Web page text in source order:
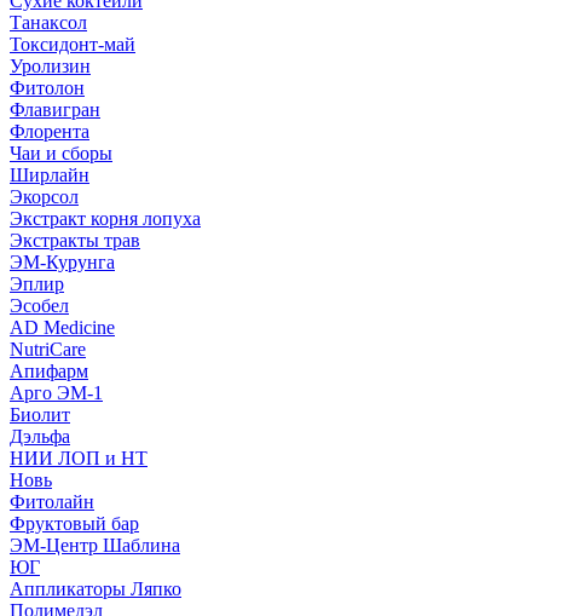
Танаксол
Токсидонт-май
Уролизин
Фитолон
Флавигран
Флорента
Чаи и сборы
Ширлайн
Экорсол
Экстракт корня лопуха
Экстракты трав
ЭМ-Курунга
Эплир
Эсобел
AD Medicine
NutriCare
Апифарм
Арго ЭМ-1
Биолит
Дэльфа
НИИ ЛОП и НТ
Новь
Фитолайн
Фруктовый бар
ЭМ-Центр Шаблина
ЮГ
Аппликаторы Ляпко
Полимедэл